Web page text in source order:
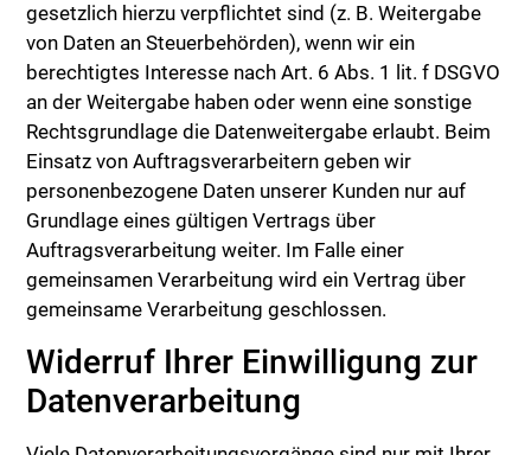
gesetzlich hierzu verpflichtet sind (z. B. Weitergabe
von Daten an Steuerbehörden), wenn wir ein
berechtigtes Interesse nach Art. 6 Abs. 1 lit. f DSGVO
an der Weitergabe haben oder wenn eine sonstige
Rechtsgrundlage die Datenweitergabe erlaubt. Beim
Einsatz von Auftragsverarbeitern geben wir
personenbezogene Daten unserer Kunden nur auf
Grundlage eines gültigen Vertrags über
Auftragsverarbeitung weiter. Im Falle einer
gemeinsamen Verarbeitung wird ein Vertrag über
gemeinsame Verarbeitung geschlossen.
Widerruf Ihrer Einwilligung zur
Datenverarbeitung